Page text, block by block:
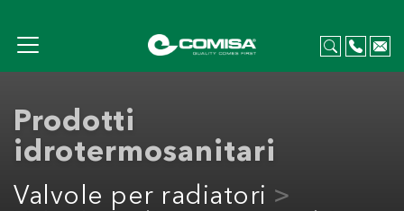
Prodotti
idrotermosanitari
Valvole per radiatori